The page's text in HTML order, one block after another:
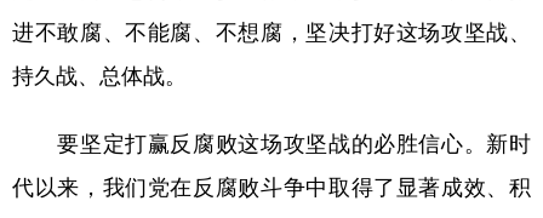
进不敢腐、不能腐、不想腐，坚决打好这场攻坚战、
持久战、总体战。
要坚定打赢反腐败这场攻坚战的必胜信心。新时
代以来，我们党在反腐败斗争中取得了显著成效、积